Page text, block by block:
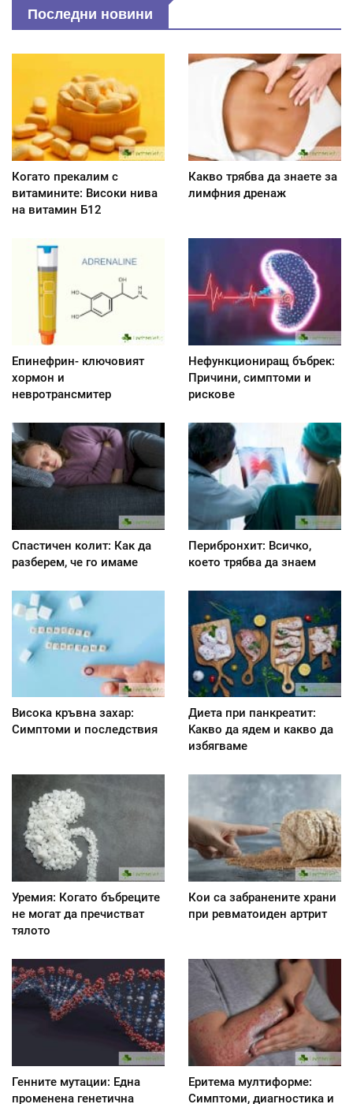
Последни новини
Когато прекалим с
витамините: Високи нива
на витамин Б12
Какво трябва да знаете за
лимфния дренаж
Епинефрин- ключовият
хормон и
невротрансмитер
Нефункциониращ бъбрек:
Причини, симптоми и
рискове
Спастичен колит: Как да
разберем, че го имаме
Перибронхит: Всичко,
което трябва да знаем
Висока кръвна захар:
Симптоми и последствия
Диета при панкреатит:
Kакво да ядем и какво да
избягваме
Уремия: Когато бъбреците
не могат да пречистват
тялото
Кои са забранените храни
при ревматоиден артрит
Генните мутации: Една
променена генетична
Еритема мултиформе:
Симптоми, диагностика и